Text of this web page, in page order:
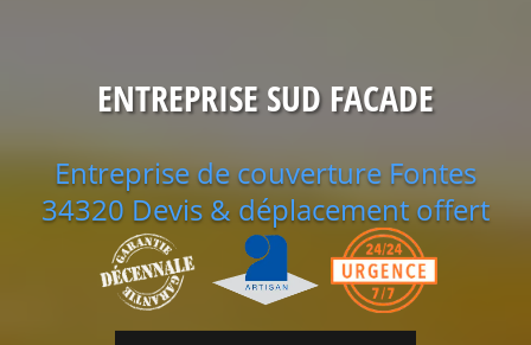
ENTREPRISE SUD FACADE
Entreprise de couverture Fontes
34320 Devis & déplacement offert